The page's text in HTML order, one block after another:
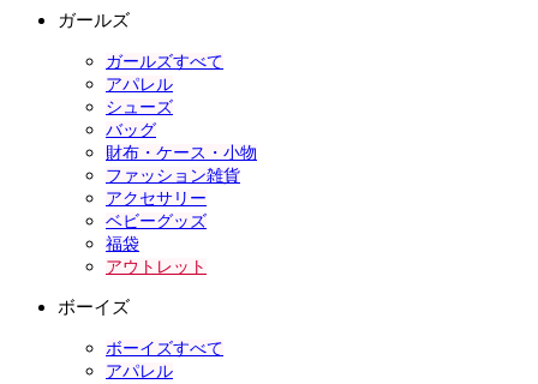
ガールズ
ガールズすべて
アパレル
シューズ
バッグ
財布・ケース・小物
ファッション雑貨
アクセサリー
ベビーグッズ
福袋
アウトレット
ボーイズ
ボーイズすべて
アパレル